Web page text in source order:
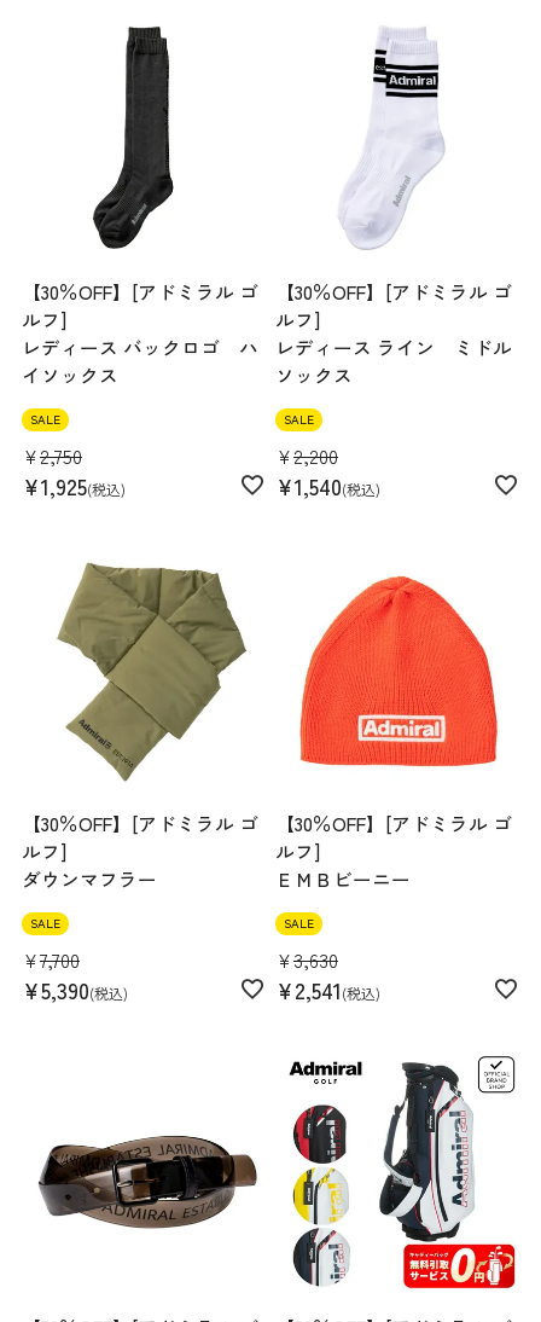
【30％OFF】[アドミラル ゴ
ルフ]
レディース バックロゴ ハ
イソックス
SALE
¥2,750
¥1,925 税込
【30％OFF】[アドミラル ゴ
ルフ]
レディース ライン ミドル
ソックス
SALE
¥2,200
¥1,540 税込
【30％OFF】[アドミラル ゴ
ルフ]
ダウンマフラー
SALE
¥7,700
¥5,390 税込
【30％OFF】[アドミラル ゴ
ルフ]
ＥＭＢビーニー
SALE
¥3,630
¥2,541 税込